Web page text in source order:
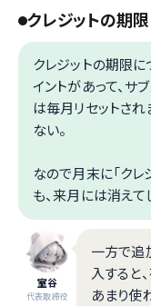
クレジットの期
クレジットの期限
イントがあって、サ
は毎月リセットされ
ない。
なので月末に「クレ
も、来月には消えて
室谷
代表取締役
一方で追
入すると
あまり使